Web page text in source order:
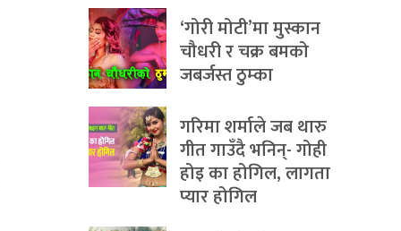
‘गोरी मोटी’मा मुस्कान
चौधरी र चक्र बमको
जबर्जस्त ठुम्का
गरिमा शर्माले जब थारु
गीत गाउँदै भनिन्- गोही
होइ का होगिल, लागता
प्यार होगिल